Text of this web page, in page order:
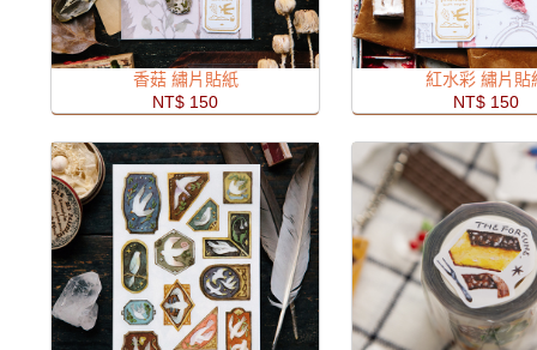
香菇 繡片貼紙
NT$ 150
紅水彩 繡片貼
NT$ 150